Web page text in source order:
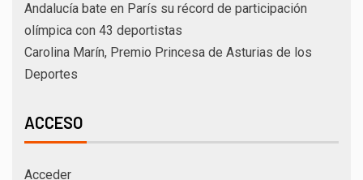
Andalucía bate en París su récord de participación
olímpica con 43 deportistas
Carolina Marín, Premio Princesa de Asturias de los
Deportes
ACCESO
Acceder